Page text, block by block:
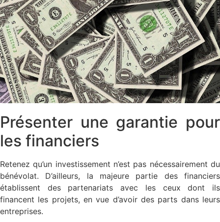
Présenter une garantie pour
les financiers
Retenez qu’un investissement n’est pas nécessairement du
bénévolat. D’ailleurs, la majeure partie des financiers
établissent des partenariats avec les ceux dont ils
financent les projets, en vue d’avoir des parts dans leurs
entreprises.